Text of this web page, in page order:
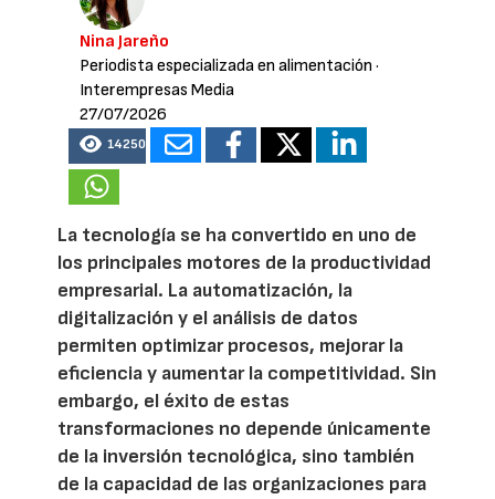
Nina Jareño
Periodista especializada en alimentación ·
Interempresas Media
27/07/2026
14250
La tecnología se ha convertido en uno de
los principales motores de la productividad
empresarial. La automatización, la
digitalización y el análisis de datos
permiten optimizar procesos, mejorar la
eficiencia y aumentar la competitividad. Sin
embargo, el éxito de estas
transformaciones no depende únicamente
de la inversión tecnológica, sino también
de la capacidad de las organizaciones para